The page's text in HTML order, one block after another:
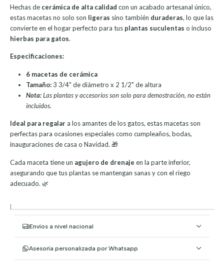
Hechas de cerámica de alta calidad con un acabado artesanal único,
estas macetas no solo son ligeras sino también duraderas, lo que las
convierte en el hogar perfecto para tus plantas suculentas o incluso
hierbas para gatos.
Especificaciones:
6 macetas de cerámica
Tamaño:3 3/4" de diámetro x 2 1/2" de altura
Nota:Las plantas y accesorios son solo para demostración, no están
incluidos.
Ideal para regalara los amantes de los gatos, estas macetas son
perfectas para ocasiones especiales como cumpleaños, bodas,
inauguraciones de casa o Navidad. 🎁
Cada maceta tiene un agujero de drenaje en la parte inferior,
asegurando que tus plantas se mantengan sanas y con el riego
adecuado. 🌿
Envíos a nivel nacional
Asesoría personalizada por Whatsapp